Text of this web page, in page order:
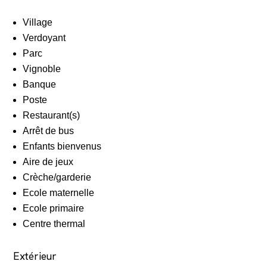
Village
Verdoyant
Parc
Vignoble
Banque
Poste
Restaurant(s)
Arrêt de bus
Enfants bienvenus
Aire de jeux
Crèche/garderie
Ecole maternelle
Ecole primaire
Centre thermal
Extérieur